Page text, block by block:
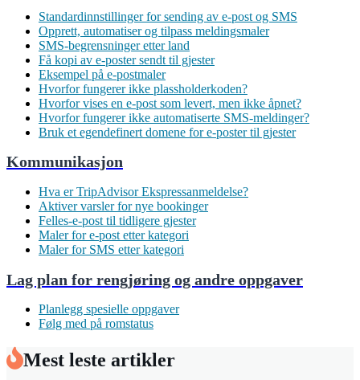
Standardinnstillinger for sending av e-post og SMS
Opprett, automatiser og tilpass meldingsmaler
SMS-begrensninger etter land
Få kopi av e-poster sendt til gjester
Eksempel på e-postmaler
Hvorfor fungerer ikke plassholderkoden?
Hvorfor vises en e-post som levert, men ikke åpnet?
Hvorfor fungerer ikke automatiserte SMS-meldinger?
Bruk et egendefinert domene for e-poster til gjester
Kommunikasjon
Hva er TripAdvisor Ekspressanmeldelse?
Aktiver varsler for nye bookinger
Felles-e-post til tidligere gjester
Maler for e-post etter kategori
Maler for SMS etter kategori
Lag plan for rengjøring og andre oppgaver
Planlegg spesielle oppgaver
Følg med på romstatus
Mest leste artikler